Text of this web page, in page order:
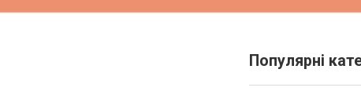
Популярні